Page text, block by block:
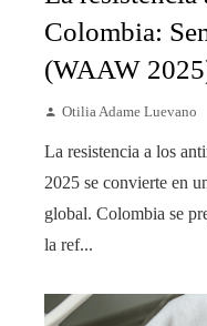
Colombia:
(WAAW
Otilia Adame Luevano
La resistencia a los
2025 se convierte en
global. Colombia se
la ref...